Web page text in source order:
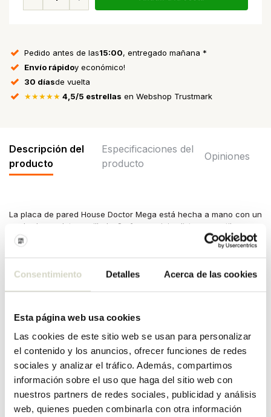
Consentimiento Detalles Acerca de las cookies
Esta página web usa cookies
Las cookies de este sitio web se usan para personalizar
el contenido y los anuncios, ofrecer funciones de redes
sociales y analizar el tráfico. Además, compartimos
información sobre el uso que haga del sitio web con
nuestros partners de redes sociales, publicidad y análisis
web, quienes pueden combinarla con otra información
Pedido antes de las15:00, entregado mañana *
Envío rápidoy económico!
30 díasde vuelta
★★★★★ 4,5/5 estrellas en Webshop Trustmark
Descripción del
producto
Especificaciones del
producto
Opiniones
La placa de pared House Doctor Mega está hecha a mano con un
acabado en plata cepillada. Su forma minimalista y su estilo
industrial la convierten en un verdadero punto de atracción en
Dimensiones: largo 18 x ancho 36,5 x alto 18cm
Material: plata cepillada
ESPECIFICACIONES DEL
PRODUCTO
Número de artículo 207240710
SKU 207240710